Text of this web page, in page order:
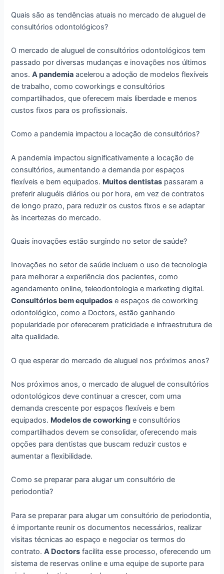
Quais são as tendências atuais no mercado de aluguel de
consultórios odontológicos?
O mercado de aluguel de consultórios odontológicos tem
passado por diversas mudanças e inovações nos últimos
anos.A pandemia acelerou a adoção de modelos flexíveis
de trabalho, como coworkings e consultórios
compartilhados, que oferecem mais liberdade e menos
custos fixos para os profissionais.
Como a pandemia impactou a locação de consultórios?
A pandemia impactou significativamente a locação de
consultórios, aumentando a demanda por espaços
flexíveis e bem equipados. Muitos dentistas passaram a
preferir aluguéis diários ou por hora, em vez de contratos
de longo prazo, para reduzir os custos fixos e se adaptar
às incertezas do mercado.
Quais inovações estão surgindo no setor de saúde?
Inovações no setor de saúde incluem o uso de tecnologia
para melhorar a experiência dos pacientes, como
agendamento online, teleodontologia e marketing digital.
Consultórios bem equipados e espaços de coworking
odontológico, como a Doctors, estão ganhando
popularidade por oferecerem praticidade e infraestrutura de
alta qualidade.
O que esperar do mercado de aluguel nos próximos anos?
Nos próximos anos, o mercado de aluguel de consultórios
odontológicos deve continuar a crescer, com uma
demanda crescente por espaços flexíveis e bem
equipados. Modelos de coworking e consultórios
compartilhados devem se consolidar, oferecendo mais
opções para dentistas que buscam reduzir custos e
aumentar a flexibilidade.
Como se preparar para alugar um consultório de
periodontia?
Para se preparar para alugar um consultório de periodontia,
é importante reunir os documentos necessários, realizar
visitas técnicas ao espaço e negociar os termos do
contrato.A Doctors facilita esse processo, oferecendo um
sistema de reservas online e uma equipe de suporte para